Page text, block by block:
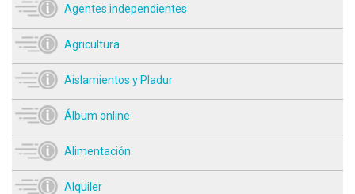
Agentes independientes
Agricultura
Aislamientos y Pladur
Álbum online
Alimentación
Alquiler